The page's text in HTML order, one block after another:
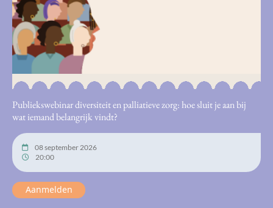
Publiekswebinar diversiteit en palliatieve zorg: hoe sluit je aan bij
wat iemand belangrijk vindt?
08 september 2026
20:00
Aanmelden